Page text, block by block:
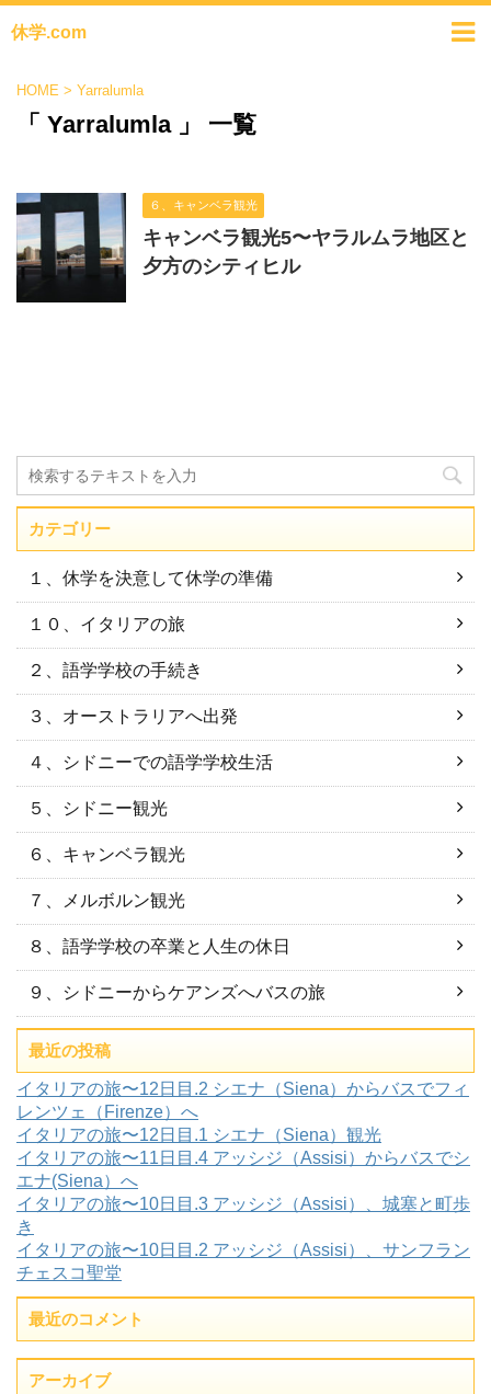
休学.com
HOME > Yarralumla
「 Yarralumla 」 一覧
６、キャンベラ観光
キャンベラ観光5〜ヤラルムラ地区と
夕方のシティヒル
カテゴリー
１、休学を決意して休学の準備
１０、イタリアの旅
２、語学学校の手続き
３、オーストラリアへ出発
４、シドニーでの語学学校生活
５、シドニー観光
６、キャンベラ観光
７、メルボルン観光
８、語学学校の卒業と人生の休日
９、シドニーからケアンズへバスの旅
最近の投稿
イタリアの旅〜12日目.2 シエナ（Siena）からバスでフィ
レンツェ（Firenze）へ
イタリアの旅〜12日目.1 シエナ（Siena）観光
イタリアの旅〜11日目.4 アッシジ（Assisi）からバスでシ
エナ(Siena）へ
イタリアの旅〜10日目.3 アッシジ（Assisi）、城塞と町歩
き
イタリアの旅〜10日目.2 アッシジ（Assisi）、サンフラン
チェスコ聖堂
最近のコメント
アーカイブ